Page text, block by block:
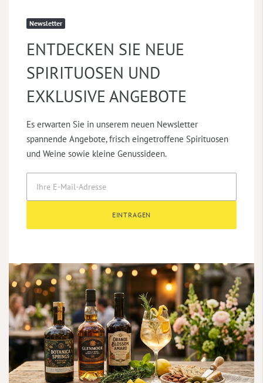
Newsletter
ENTDECKEN SIE NEUE
SPIRITUOSEN UND
EXKLUSIVE ANGEBOTE
Es erwarten Sie in unserem neuen Newsletter
spannende Angebote, frisch eingetroffene Spirituosen
und Weine sowie kleine Genussideen.
EINTRAGEN